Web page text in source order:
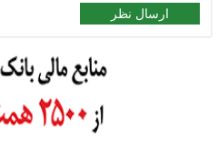
ارسال نظر